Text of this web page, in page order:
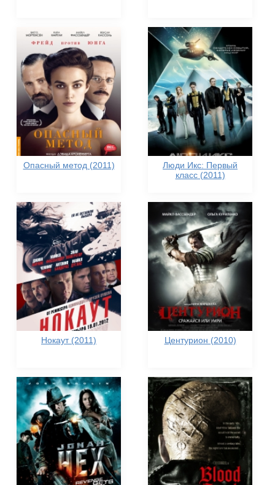
Опасный метод (2011)
Люди Икс: Первый
класс (2011)
Нокаут (2011) Центурион (2010)